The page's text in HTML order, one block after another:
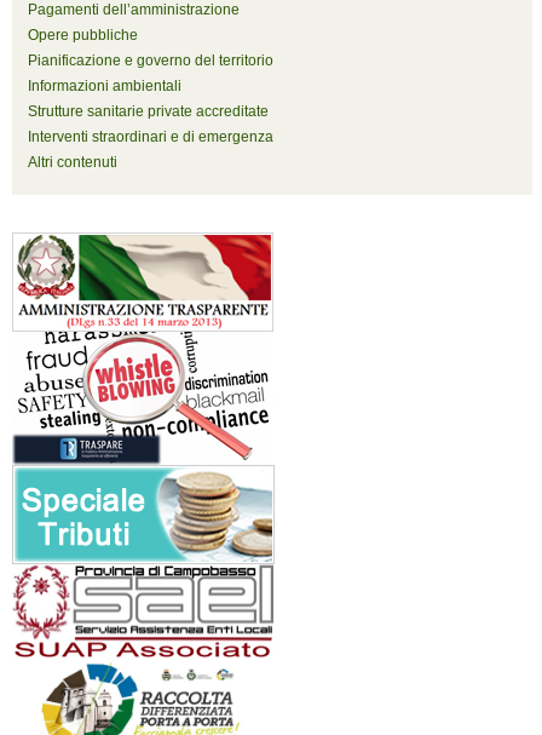
Pagamenti dell’amministrazione
Opere pubbliche
Pianificazione e governo del territorio
Informazioni ambientali
Strutture sanitarie private accreditate
Interventi straordinari e di emergenza
Altri contenuti